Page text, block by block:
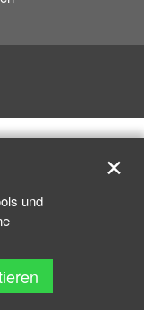
und
✕